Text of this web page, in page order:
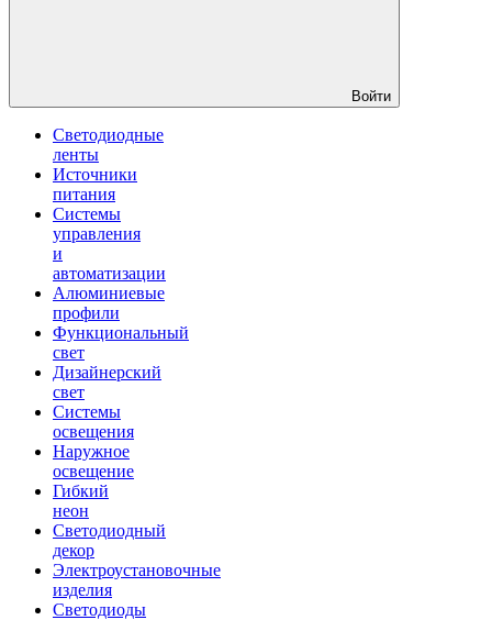
Войти
Светодиодные
ленты
Источники
питания
Системы
управления
и
автоматизации
Алюминиевые
профили
Функциональный
свет
Дизайнерский
свет
Системы
освещения
Наружное
освещение
Гибкий
неон
Светодиодный
декор
Электроустановочные
изделия
Светодиоды